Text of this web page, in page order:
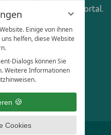
Einige von ihnen
helfen, diese Website
Dialogs können Sie
Weitere Informationen
Cookies
ein reines Online-Portal.
bitte direkt an die
senden.
& Agenturen: